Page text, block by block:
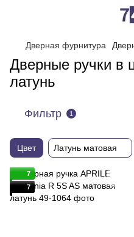
Дверная фурнитура
Дверные ручки в
латунь
Фильтр 1
Цвет Латунь матовая
7
7